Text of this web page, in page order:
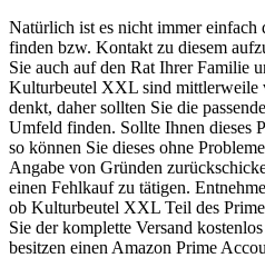
Natürlich ist es nicht immer einfach
finden bzw. Kontakt zu diesem
Sie auch auf den Rat Ihrer Familie
Kulturbeutel XXL sind mittlerweile
denkt, daher sollten Sie die
Umfeld finden. Sollte Ihnen dieses
so können Sie dieses ohne
Angabe von Gründen
einen Fehlkauf zu tätigen.
ob Kulturbeutel XXL Teil des
Sie der komplette Versand
besitzen einen Amazon Prime